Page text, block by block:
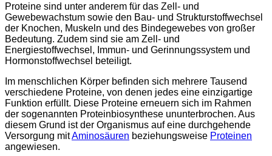
Proteine sind unter anderem für das Zell- und
Gewebewachstum sowie den Bau- und Strukturstoffwechsel
der Knochen, Muskeln und des Bindegewebes von großer
Bedeutung. Zudem sind sie am Zell- und
Energiestoffwechsel, Immun- und Gerinnungssystem und
Hormonstoffwechsel beteiligt.
Im menschlichen Körper befinden sich mehrere Tausend
verschiedene Proteine, von denen jedes eine einzigartige
Funktion erfüllt. Diese Proteine erneuern sich im Rahmen
der sogenannten Proteinbiosynthese ununterbrochen. Aus
diesem Grund ist der Organismus auf eine durchgehende
Versorgung mitAminosäuren beziehungsweise Proteinen
angewiesen.